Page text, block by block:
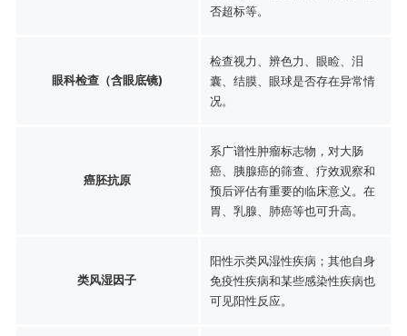
否超标等。
眼科检查（含眼底镜)
检查视力、辨色力、眼睑、泪
囊、结膜、眼球是否存在异常情
况。
癌胚抗原
系广谱性肿瘤标志物，对大肠
癌、胰腺癌的筛查、疗效观察和
预后评估有重要的临床意义。在
胃、乳腺、肺癌等也可升高。
类风湿因子
阳性示类风湿性疾病；其他自身
免疫性疾病和某些感染性疾病也
可见阳性反应。